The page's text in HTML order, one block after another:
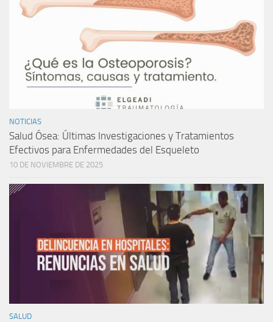
NOTICIAS
Salud Ósea: Últimas Investigaciones y Tratamientos
Efectivos para Enfermedades del Esqueleto
10 DE NOVIEMBRE DE 2025
SALUD